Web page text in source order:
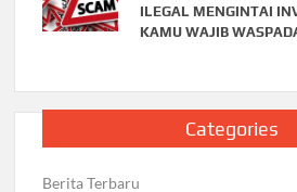
ILEGAL MENGINTAI
KAMU WAJIB
Categories
Berita Terbaru